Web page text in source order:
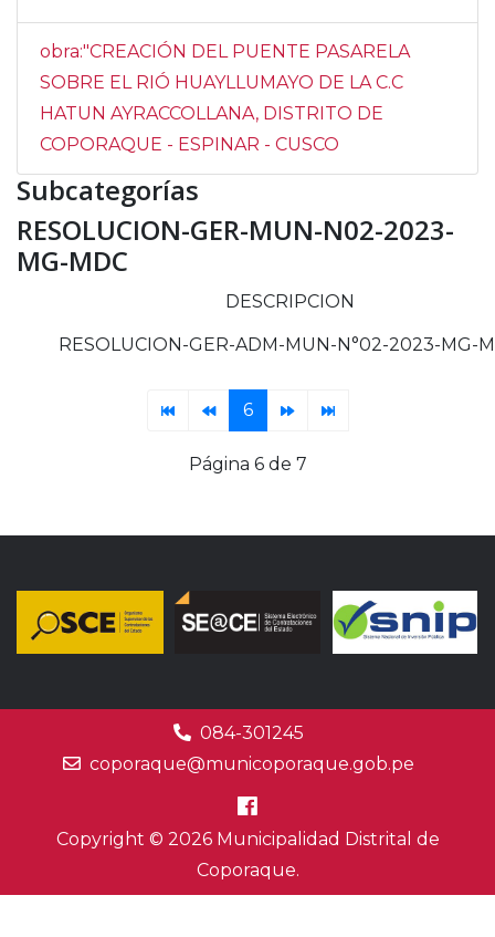
obra:"CREACIÓN DEL PUENTE PASARELA
SOBRE EL RIÓ HUAYLLUMAYO DE LA C.C
HATUN AYRACCOLLANA, DISTRITO DE
COPORAQUE - ESPINAR - CUSCO
Subcategorías
RESOLUCION-GER-MUN-N02-2023-
MG-MDC
DESCRIPCION
RESOLUCION-GER-ADM-MUN-N°02-2023-MG-
6
Página 6 de 7
084-301245
coporaque@municoporaque.gob.pe
Copyright © 2026 Municipalidad Distrital de
Coporaque.